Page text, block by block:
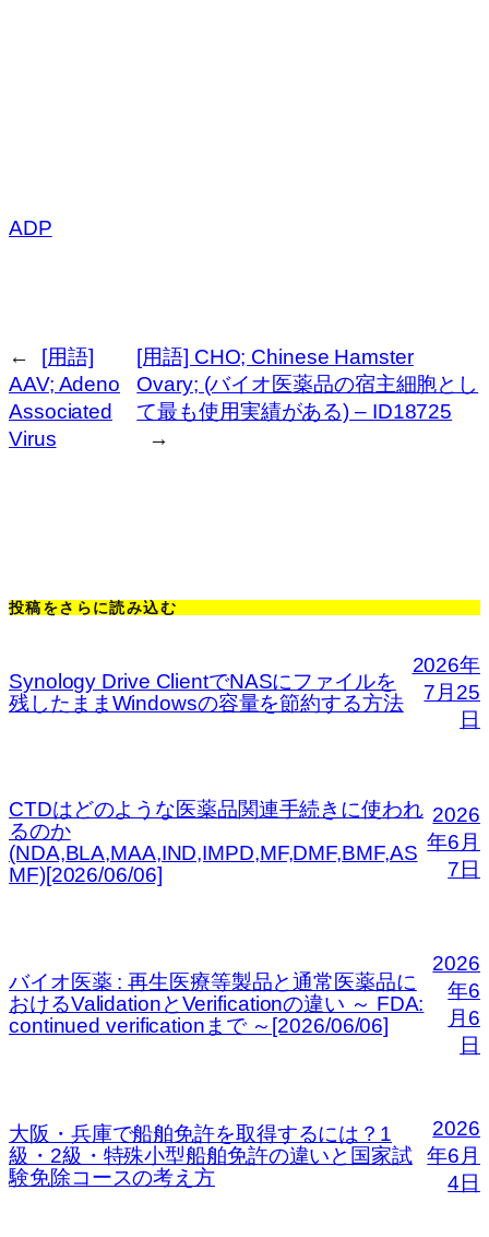
ADP
←
[用語]
AAV; Adeno
Associated
Virus
[用語] CHO; Chinese Hamster
Ovary; (バイオ医薬品の宿主細胞とし
て最も使用実績がある) – ID18725
→
投稿をさらに読み込む
Synology Drive ClientでNASにファイルを
残したままWindowsの容量を節約する方法
2026年
7月25
日
CTDはどのような医薬品関連手続きに使われ
るのか
(NDA,BLA,MAA,IND,IMPD,MF,DMF,BMF,AS
MF)[2026/06/06]
2026
年6月
7日
バイオ医薬 : 再生医療等製品と通常医薬品に
おけるValidationとVerificationの違い ～ FDA:
continued verificationまで ～[2026/06/06]
2026
年6
月6
日
大阪・兵庫で船舶免許を取得するには？1
級・2級・特殊小型船舶免許の違いと国家試
験免除コースの考え方
2026
年6月
4日